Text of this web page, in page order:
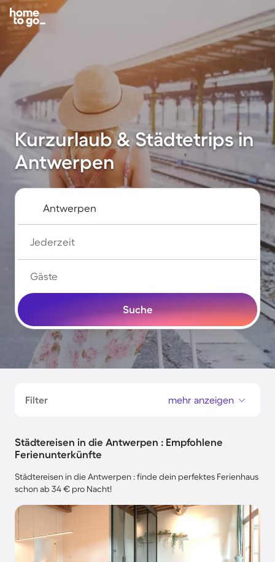
Kurzurlaub & Städtetrips in
Antwerpen
Jederzeit
Gäste
Suche
Filter mehr anzeigen
Städtereisen in die Antwerpen : Empfohlene
Ferienunterkünfte
Städtereisen in die Antwerpen : finde dein perfektes Ferienhaus
schon ab 34 € pro Nacht!